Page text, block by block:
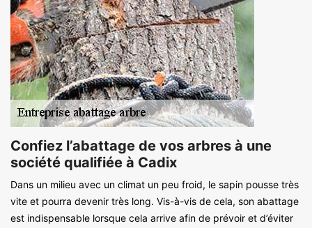
Confiez l’abattage de vos arbres à une
société qualifiée à Cadix
Dans un milieu avec un climat un peu froid, le sapin pousse très
vite et pourra devenir très long. Vis-à-vis de cela, son abattage
est indispensable lorsque cela arrive afin de prévoir et d’éviter